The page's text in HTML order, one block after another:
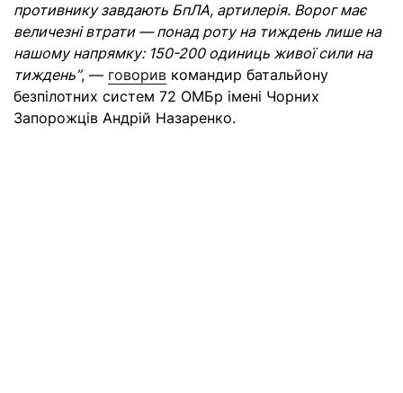
противнику завдають БпЛА, артилерія. Ворог має
величезні втрати — понад роту на тиждень лише на
нашому напрямку: 150-200 одиниць живої сили на
тиждень”, — говорив командир батальйону
безпілотних систем 72 ОМБр імені Чорних
Запорожців Андрій Назаренко.